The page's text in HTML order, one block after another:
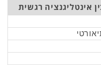
אינטליגנציה רגשית